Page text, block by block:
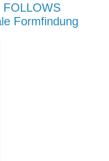
FOLLOWS
Formfindung